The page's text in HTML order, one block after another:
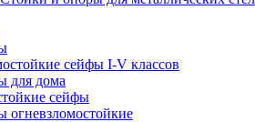
сейфы I-V классов
для дома
сейфы
огневзломостойкие